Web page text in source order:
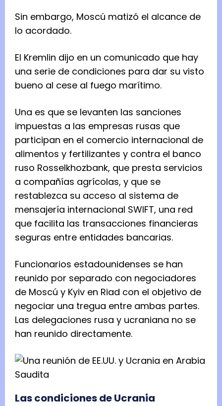
Sin embargo, Moscú matizó el alcance de
lo acordado.
El Kremlin dijo en un comunicado que hay
una serie de condiciones para dar su visto
bueno al cese al fuego marítimo.
Una es que se levanten las sanciones
impuestas a las empresas rusas que
participan en el comercio internacional de
alimentos y fertilizantes y contra el banco
ruso Rosselkhozbank, que presta servicios
a compañías agrícolas, y que se
restablezca su acceso al sistema de
mensajería internacional SWIFT, una red
que facilita las transacciones financieras
seguras entre entidades bancarias.
Funcionarios estadounidenses se han
reunido por separado con negociadores
de Moscú y Kyiv en Riad con el objetivo de
negociar una tregua entre ambas partes.
Las delegaciones rusa y ucraniana no se
han reunido directamente.
Las condiciones de Ucrania